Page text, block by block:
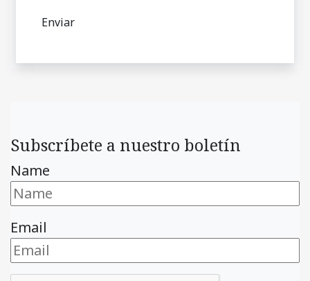
Subscríbete a nuestro boletín
Name
Email